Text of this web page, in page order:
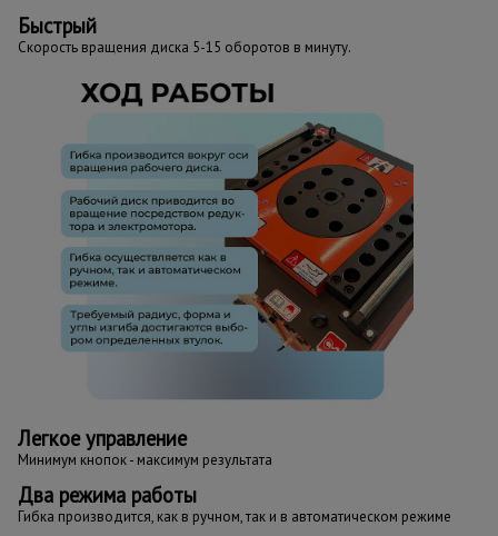
Быстрый
Скорость вращения диска 5-15 оборотов в минуту.
Легкое управление
Минимум кнопок - максимум результата
Два режима работы
Гибка производится, как в ручном, так и в автоматическом режиме